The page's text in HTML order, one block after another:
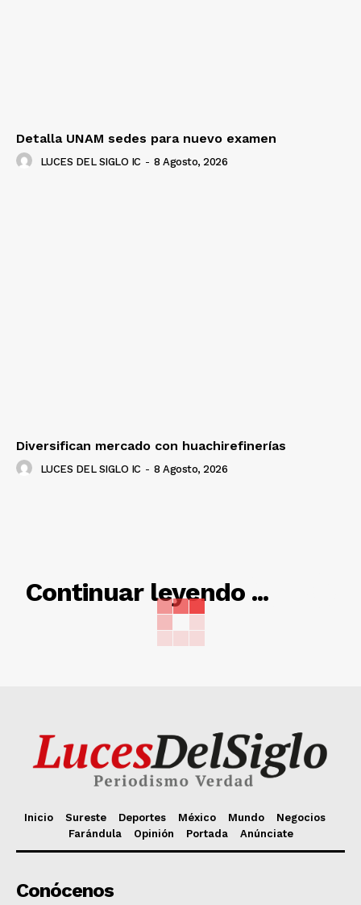
Detalla UNAM sedes para nuevo examen
LUCES DEL SIGLO IC - 8 Agosto, 2026
Diversifican mercado con huachirefinerías
LUCES DEL SIGLO IC - 8 Agosto, 2026
Continuar leyendo ...
RELACIONADO
Inicio Sureste Deportes México Mundo
Negocios
Farándula
Opinión Portada Anúnciate
Conócenos